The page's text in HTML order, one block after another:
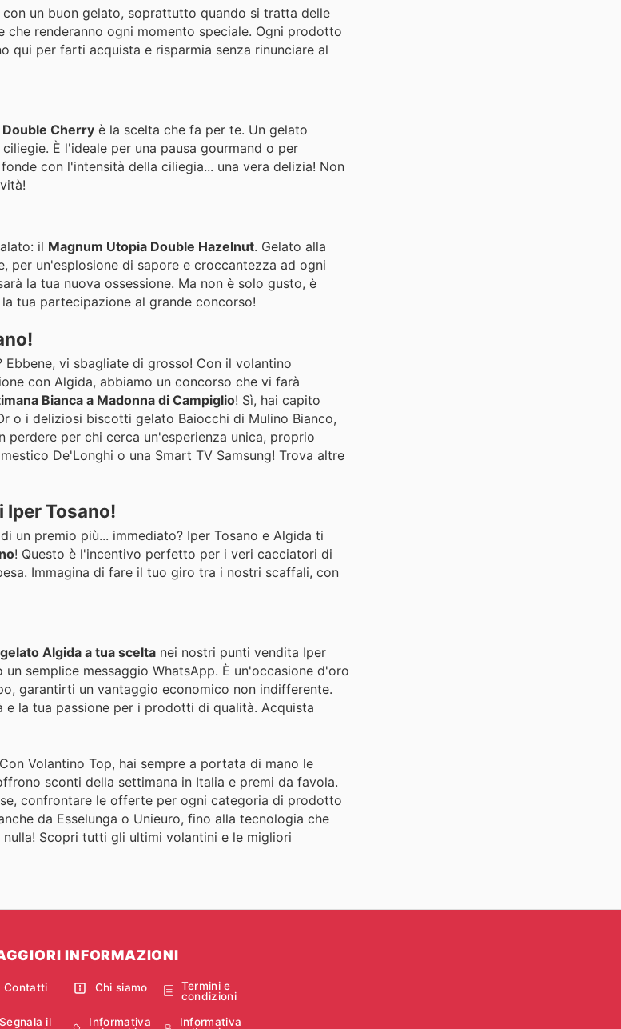
un buon gelato, soprattutto quando si tratta delle
renderanno ogni momento speciale. Ogni prodotto
qui per farti acquista e risparmia senza rinunciare al
Cherry è la scelta che fa per te. Un gelato
È l'ideale per una pausa gourmand o per
con l'intensità della ciliegia... una vera delizia! Non
il Magnum Utopia Double Hazelnut. Gelato alla
un'esplosione di sapore e croccantezza ad ogni
la tua nuova ossessione. Ma non è solo gusto, è
tua partecipazione al grande concorso!
vi sbagliate di grosso! Con il volantino
con Algida, abbiamo un concorso che vi farà
Bianca a Madonna di Campiglio! Sì, hai capito
o i deliziosi biscotti gelato Baiocchi di Mulino Bianco,
per chi cerca un'esperienza unica, proprio
De'Longhi o una Smart TV Samsung! Trova altre
Iper Tosano!
un premio più... immediato? Iper Tosano e Algida ti
! Questo è l'incentivo perfetto per i veri cacciatori di
Immagina di fare il tuo giro tra i nostri scaffali, con
Algida a tua scelta nei nostri punti vendita Iper
semplice messaggio WhatsApp. È un'occasione d'oro
garantirti un vantaggio economico non indifferente.
la tua passione per i prodotti di qualità. Acquista
Volantino Top, hai sempre a portata di mano le
sconti della settimana in Italia e premi da favola.
confrontare le offerte per ogni categoria di prodotto
da Esselunga o Unieuro, fino alla tecnologia che
Scopri tutti gli ultimi volantini e le migliori
INFORMAZIONI
Contatti Chi siamo
Termini e
condizioni
Segnala il
Informativa
Informativa